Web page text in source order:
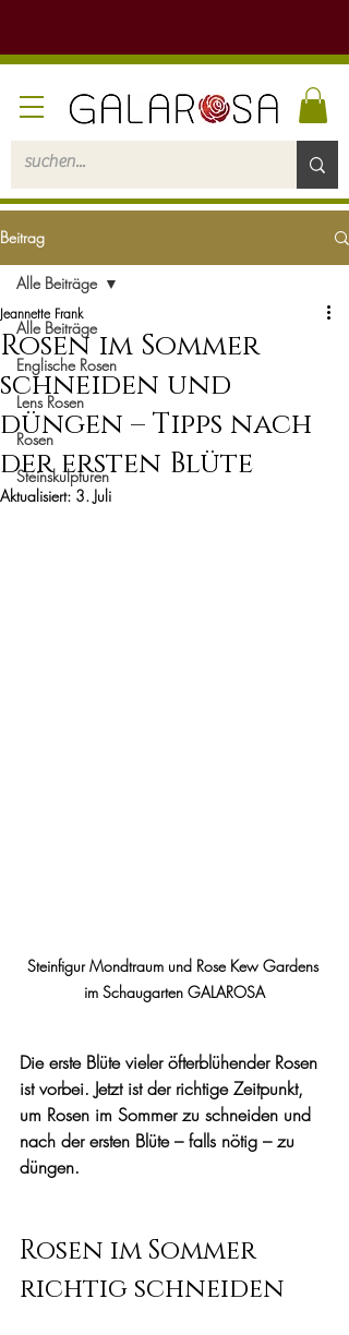
Beitrag
Alle Beiträge
Englische Rosen
Lens Rosen
Rosen
Steinskulpturen
Alle Beiträge
Rosen im Sommer
schneiden und
düngen – Tipps nach
der ersten Blüte
Jeannette Frank
Aktualisiert: 3. Juli
Steinfigur Mondtraum und Rose Kew Gardens
im Schaugarten GALAROSA
Die erste Blüte vieler öfterblühender Rosen
ist vorbei. Jetzt ist der richtige Zeitpunkt,
um Rosen im Sommer zu schneiden und
nach der ersten Blüte – falls nötig – zu
düngen.
Rosen im Sommer
richtig schneiden